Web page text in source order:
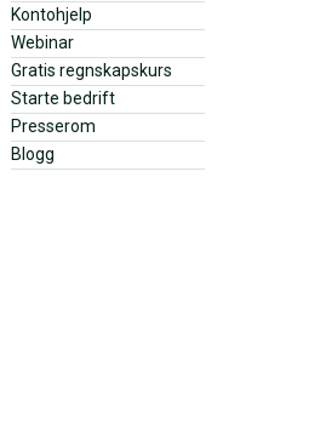
Kontohjelp
Webinar
Gratis regnskapskurs
Starte bedrift
Presserom
Blogg